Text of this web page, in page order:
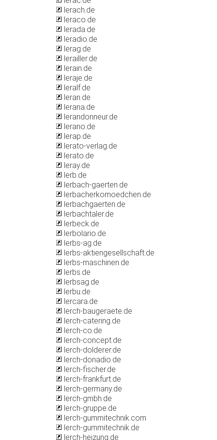
lerach.de
leraco.de
lerada.de
leradio.de
lerag.de
lerailler.de
lerain.de
leraje.de
leralf.de
leran.de
lerana.de
lerandonneur.de
lerano.de
lerap.de
lerato-verlag.de
lerato.de
leray.de
lerb.de
lerbach-gaerten.de
lerbacherkomoedchen.de
lerbachgaerten.de
lerbachtaler.de
lerbeck.de
lerbolario.de
lerbs-ag.de
lerbs-aktiengesellschaft.de
lerbs-maschinen.de
lerbs.de
lerbsag.de
lerbu.de
lercara.de
lerch-baugeraete.de
lerch-catering.de
lerch-co.de
lerch-concept.de
lerch-dolderer.de
lerch-donadio.de
lerch-fischer.de
lerch-frankfurt.de
lerch-germany.de
lerch-gmbh.de
lerch-gruppe.de
lerch-gummitechnik.com
lerch-gummitechnik.de
lerch-heizung.de